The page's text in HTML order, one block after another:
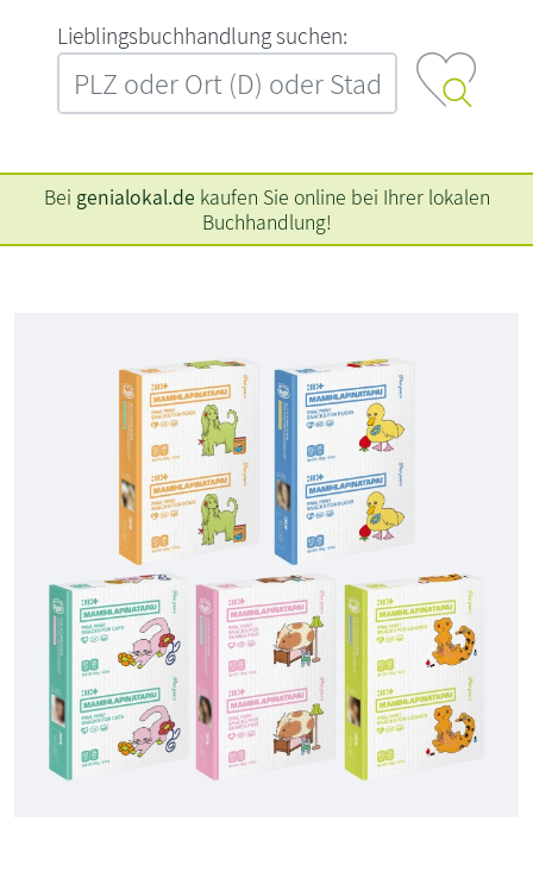
L‍i‍e‍b‍l‍i‍n‍g‍s‍b‍u‍c‍h‍h‍a‍n‍d‍l‍u‍n‍g‍ ‍s‍u‍c‍h‍e‍n‍:‍
Bei genialokal.de kaufen Sie online bei Ihrer lokalen
Buchhandlung!